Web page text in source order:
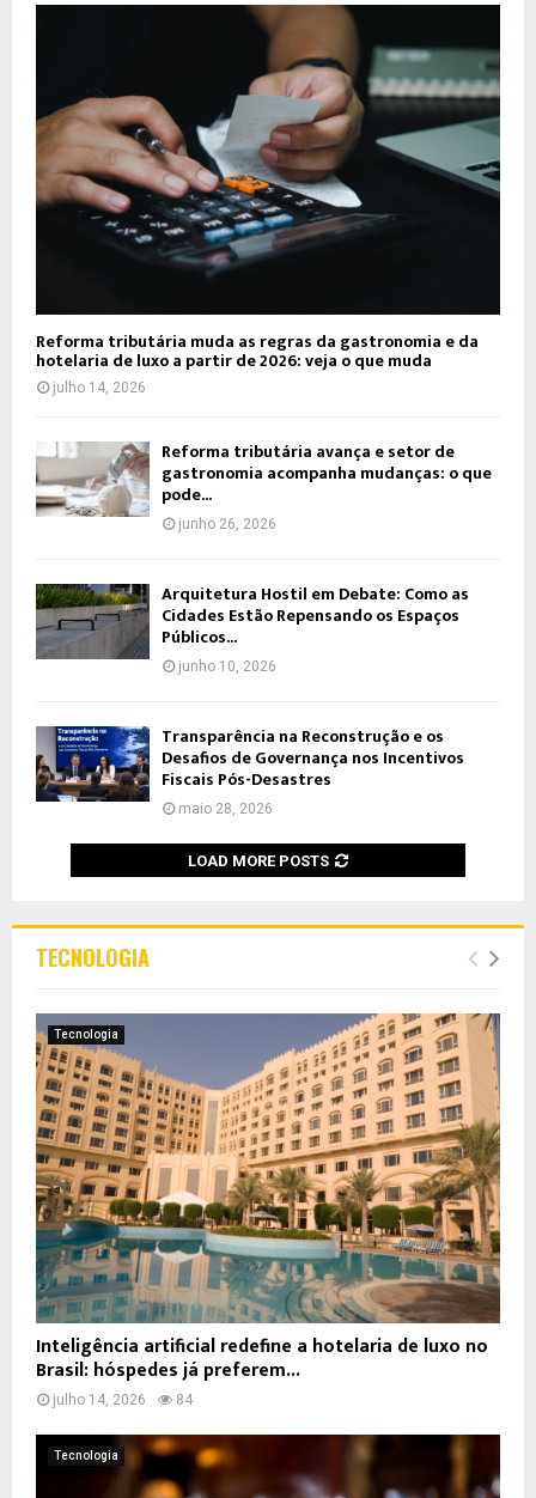
Reforma tributária muda as regras da gastronomia e da
hotelaria de luxo a partir de 2026: veja o que muda
julho 14, 2026
Reforma tributária avança e setor de
gastronomia acompanha mudanças: o que
pode...
junho 26, 2026
Arquitetura Hostil em Debate: Como as
Cidades Estão Repensando os Espaços
Públicos...
junho 10, 2026
Transparência na Reconstrução e os
Desafios de Governança nos Incentivos
Fiscais Pós-Desastres
maio 28, 2026
LOAD MORE POSTS
TECNOLOGIA
Tecnologia
Inteligência artificial redefine a hotelaria de luxo no
Brasil: hóspedes já preferem...
julho 14, 2026 84
Tecnologia